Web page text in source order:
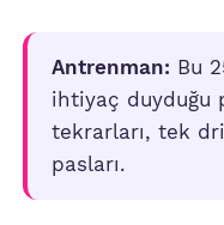
Antrenman: Bu
ihtiyaç duyduğu
tekrarları, tek
pasları.